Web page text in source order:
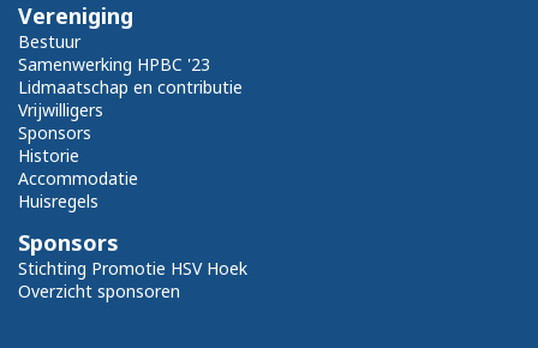
Vereniging
Bestuur
Samenwerking HPBC '23
Lidmaatschap en contributie
Vrijwilligers
Sponsors
Historie
Accommodatie
Huisregels
Sponsors
Stichting Promotie HSV Hoek
Overzicht sponsoren